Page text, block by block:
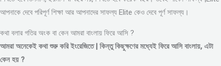
আপনাকে দেবে পরিপূর্ণ শিক্ষা আর আপনাদের সাফল্য Elite কেও দেবে পূর্ণ সাফল্য।
কথা বলার গতির অংক বা কেন আমরা বাংলায় ফিরে আসি ?
আমরা অনেকেই কথা শুরু করি ইংরেজিতে | কিন্তু কিছুক্ষণের মধ্যেই ফিরে আসি বাংলায়, এটা
কেন হয় ?